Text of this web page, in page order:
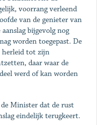
voorrang verleend
van de genieter van
bijgevolg nog
worden toegepast. De
herleid tot zijn
daar waar de
werd of kan worden
Minister dat de rust
eindelijk terugkeert.